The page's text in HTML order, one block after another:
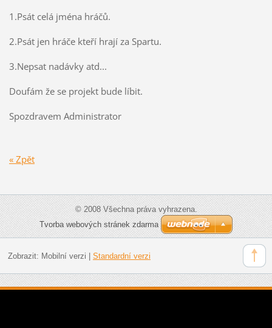
1.Psát celá jména hráčů.
2.Psát jen hráče kteří hrají za Spartu.
3.Nepsat nadávky atd...
Doufám že se projekt bude líbit.
Spozdravem Administrator
« Zpět
© 2008 Všechna práva vyhrazena.
Tvorba webových stránek zdarma
Zobrazit: Mobilní verzi Standardní verzi